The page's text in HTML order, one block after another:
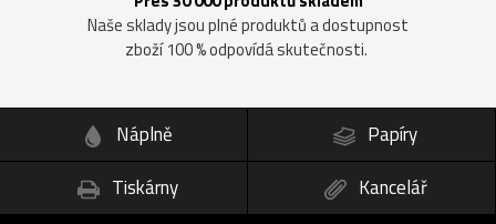
Naše sklady jsou plné produktů a dostupnost
zboží 100 % odpovídá skutečnosti.
Náplně
Papíry
Tiskárny
Kancelář